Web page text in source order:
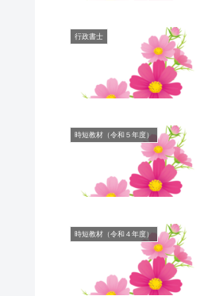
行政書士
時短教材（令和５年度）
時短教材（令和４年度）